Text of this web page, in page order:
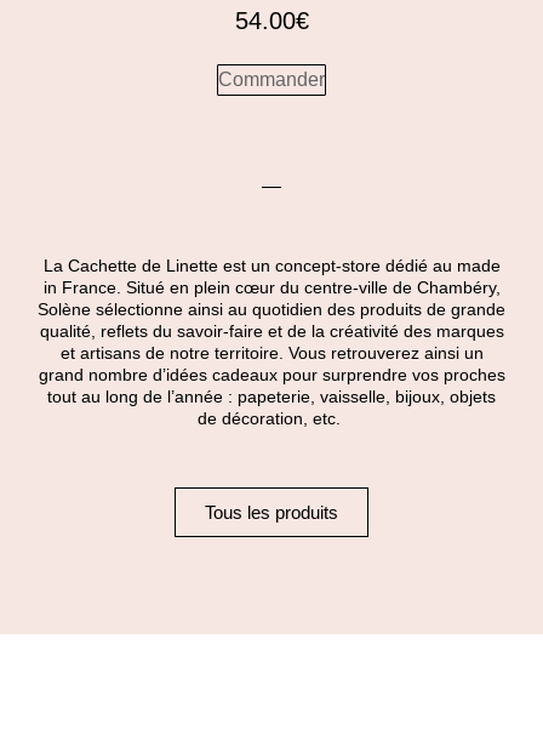
54.00€
Commander
La Cachette de Linette est un concept-store dédié au made
in France. Situé en plein cœur du centre-ville de Chambéry,
Solène sélectionne ainsi au quotidien des produits de grande
qualité, reflets du savoir-faire et de la créativité des marques
et artisans de notre territoire. Vous retrouverez ainsi un
grand nombre d’idées cadeaux pour surprendre vos proches
tout au long de l’année : papeterie, vaisselle, bijoux, objets
de décoration, etc.
Tous les produits